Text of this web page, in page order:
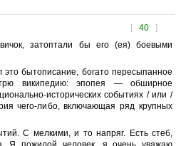
[ 40 ]
затоптали бы его (ея) боевыми
это бытописание, богато пересыпанное
википедию: эпопея — обширное
исторических событиях / или /
чего-либо, включающая ряд крупных
С мелкими, и то напряг. Есть стеб,